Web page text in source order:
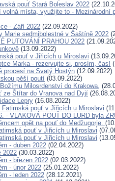
pouť Stará Boleslav 2022
místa, využijte to - Mezinárodní
- Září 2022 (22.09.2022)
Marie sedmibolestné v Šaštíně 2022
PUTOVÁNÍ PRAHOU 2022
(13.09.2022)
pouť v Jiřicích u Miroslavi
Marka - rezervujte si, prosím, čas!
procesí na Svatý Hostýn (12.09.2022)
pěší poutí (03.09.2022)
Milosrdenství do Krakowa,
ze Štítar do Vranova nad Dyjí
Lepry (16.08.2022)
Fatimská pouť v Jiřicích u Miroslavi
- VLAKOVÁ POUŤ DO LURD byla
opět na pouť do Medžugorje.
pouť v Jiřicích u Miroslavi
pouť v Jiřicích u Miroslavi
- duben 2022 (02.04.2022)
2022 (30.03.2022)
- březen 2022 (02.03.2022)
- únor 2022 (25.01.2022)
- leden 2022 (28.12.2021)